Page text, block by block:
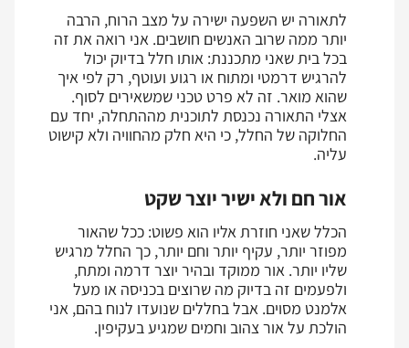
לתאורה יש השפעה ישירה על מצב הרוח, הרבה
יותר ממה שרוב האנשים חושבים. אני רואה את זה
בכל בית שאני מתכננת: אותו חלל בדיוק יכול
להרגיש דרמטי ומתוח או רגוע ועוטף, רק לפי איך
שהוא מואר. זה לא פרט טכני שמשאירים לסוף.
אצלי התאורה נכנסת לתוכנית מההתחלה, יחד עם
החלוקה של החלל, כי היא חלק מהחוויה ולא קישוט
עליה.
אור חם ולא ישיר יוצר שקט
הכלל שאני חוזרת אליו הוא פשוט: ככל שהאור
מפוזר יותר, עקיף יותר וחם יותר, כך החלל מרגיש
שליו יותר. אור ממוקד ובהיר יוצר דרמה ומתח,
ולפעמים זה בדיוק מה שרוצים בכניסה או מעל
אלמנט מסוים. אבל בחללים שנועדו לנוח בהם, אני
הולכת על אור צהוב וחמים שמגיע בעקיפין.